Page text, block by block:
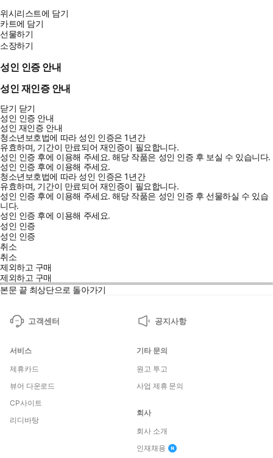
위시리스트에 담기
카트에 담기
선물하기
소장하기
성인 인증 안내
성인 재인증 안내
닫기 닫기
성인 인증 안내
성인 재인증 안내
청소년보호법에 따라 성인 인증은 1년간
유효하며, 기간이 만료되어 재인증이 필요합니다.
성인 인증 후에 이용해 주세요.해당 작품은 성인 인증 후 보실 수 있습니다.
성인 인증 후에 이용해 주세요.
청소년보호법에 따라 성인 인증은 1년간
유효하며, 기간이 만료되어 재인증이 필요합니다.
성인 인증 후에 이용해 주세요.해당 작품은 성인 인증 후 선물하실 수 있습
니다.
성인 인증 후에 이용해 주세요.
성인 인증
성인 인증
취소
취소
제외하고 구매
제외하고 구매
본문 끝 최상단으로 돌아가기
고객센터 공지사항
서비스
제휴카드
뷰어 다운로드
CP사이트
리디바탕
기타 문의
원고 투고
사업 제휴 문의
회사
회사 소개
인재채용